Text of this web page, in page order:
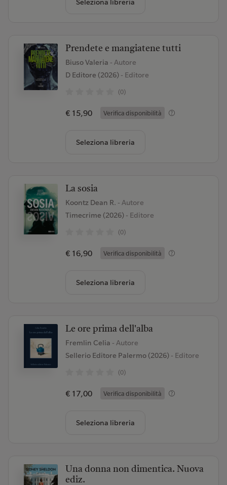
Seleziona libreria
Prendete e mangiatene tutti
Biuso Valeria - Autore
D Editore (2026)- Editore
(0)
€ 15,90 Verifica disponibilità
Seleziona libreria
La sosia
Koontz Dean R. - Autore
Timecrime (2026)- Editore
(0)
€ 16,90 Verifica disponibilità
Seleziona libreria
Le ore prima dell'alba
Fremlin Celia - Autore
Sellerio Editore Palermo (2026)- Editore
(0)
€ 17,00 Verifica disponibilità
Seleziona libreria
Una donna non dimentica. Nuova
ediz.